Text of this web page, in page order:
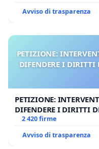
Avviso di trasparenza
PETIZIONE:
DIFENDERE I DIRITTI
PETIZIONE:
DIFENDERE I DIRITTI
UDG)
2 420 firme
Avviso di trasparenza